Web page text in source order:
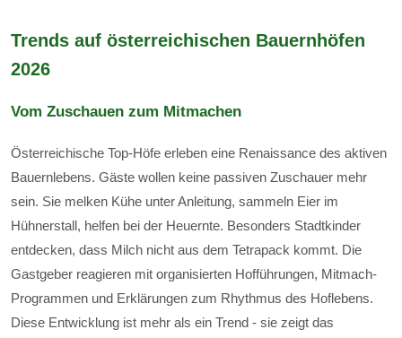
Trends auf österreichischen Bauernhöfen
2026
Vom Zuschauen zum Mitmachen
Österreichische Top-Höfe erleben eine Renaissance des aktiven
Bauernlebens. Gäste wollen keine passiven Zuschauer mehr
sein. Sie melken Kühe unter Anleitung, sammeln Eier im
Hühnerstall, helfen bei der Heuernte. Besonders Stadtkinder
entdecken, dass Milch nicht aus dem Tetrapack kommt. Die
Gastgeber reagieren mit organisierten Hofführungen, Mitmach-
Programmen und Erklärungen zum Rhythmus des Hoflebens.
Diese Entwicklung ist mehr als ein Trend - sie zeigt das